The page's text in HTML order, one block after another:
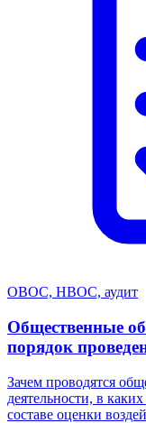
ОВОС, НВОС, аудит
Общественные
порядок
Зачем проводятся
деятельности, в
составе оценки